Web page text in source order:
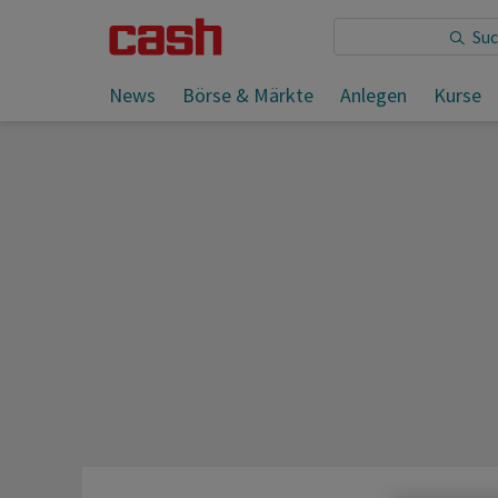
News Börse & Märkte Anlegen Kurse
Sie lesen: